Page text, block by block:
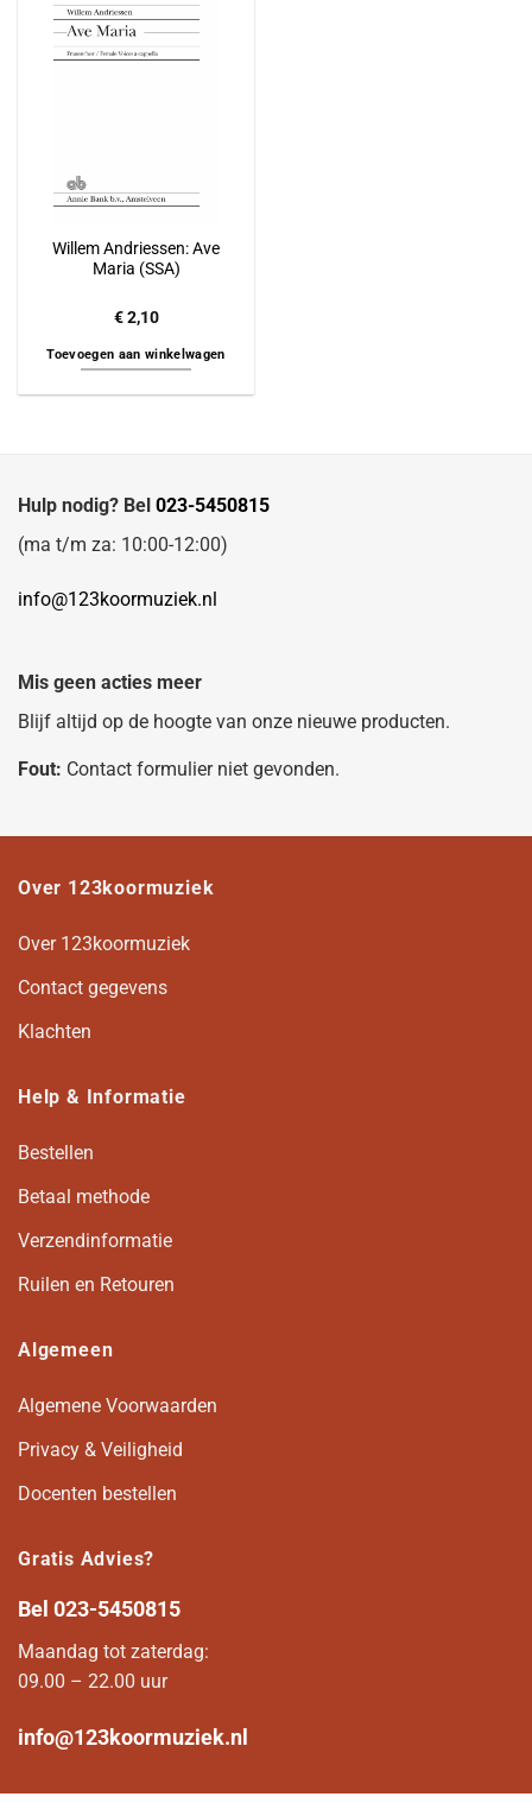
Willem Andriessen: Ave
Maria (SSA)
€2,10
Toevoegen aan winkelwagen
Hulp nodig? Bel 023-5450815
(ma t/m za: 10:00-12:00)
info@123koormuziek.nl
Mis geen acties meer
Blijf altijd op de hoogte van onze nieuwe producten.
Fout: Contact formulier niet gevonden.
Over 123koormuziek
Over 123koormuziek
Contact gegevens
Klachten
Help & Informatie
Bestellen
Betaal methode
Verzendinformatie
Ruilen en Retouren
Algemeen
Algemene Voorwaarden
Privacy & Veiligheid
Docenten bestellen
Gratis Advies?
Bel 023-5450815
Maandag tot zaterdag:
09.00 – 22.00 uur
info@123koormuziek.nl